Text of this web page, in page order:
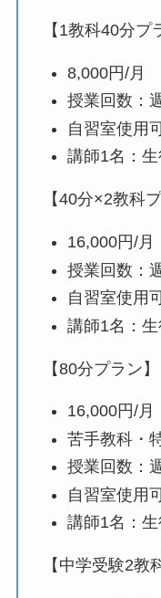
【1教科40分プ
8,000円/月
授業回数：
自習室使用
講師1名：
【40分×2教科
16,000円/月
授業回数：
自習室使用
講師1名：
【80分プラン】
16,000円/月
苦手教科・
授業回数：
自習室使用
講師1名：
【中学受験2教